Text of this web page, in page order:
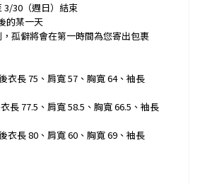
3/30（週日）結束
的某一天
孤僻將會在第一時間為您寄出包裹
衣長 75、肩寬 57、胸寬 64、袖長
長 77.5、肩寬 58.5、胸寬 66.5、袖長
衣長 80、肩寬 60、胸寬 69、袖長